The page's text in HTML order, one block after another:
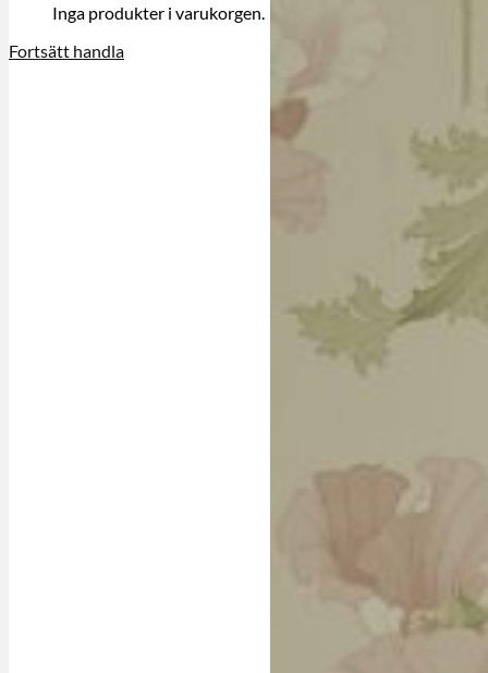
Inga produkter i varukorgen.
Fortsätt handla